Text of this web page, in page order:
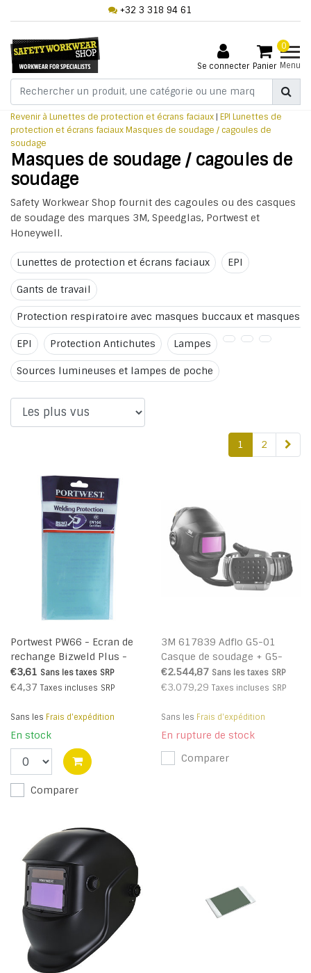
+32 3 318 94 61
Se connecter
0
Panier Menu
Revenir à Lunettes de protection et écrans faciaux | EPI Lunettes de
protection et écrans faciauxMasques de soudage / cagoules de
soudage
Masques de soudage / cagoules de
soudage
Safety Workwear Shop fournit des cagoules ou des casques
de soudage des marques 3M, Speedglas, Portwest et
Honeywell.
Lunettes de protection et écrans faciaux EPI
Gants de travail
Protection respiratoire avec masques buccaux et masques
EPI Protection Antichutes Lampes
Sources lumineuses et lampes de poche
1 2
Portwest PW66 - Ecran de
rechange Bizweld Plus -
Clear - R
€3,61 Sans les taxes SRP
€4,37 Taxes incluses SRP
Sans les Frais d'expédition
En stock
Comparer
3M 617839 Adflo G5-01
Casque de soudage + G5-
01VC
€2.544,87 Sans les taxes SRP
€3.079,29 Taxes incluses SRP
Sans les Frais d'expédition
En rupture de stock
Comparer